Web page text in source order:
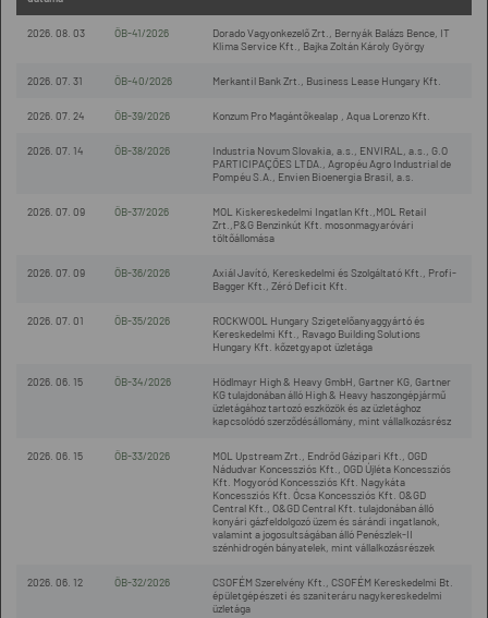
2026. 08. 03 ÖB-41/2026
Dorado Vagyonkezelő Zrt., Bernyák Balázs Bence, IT
Klima Service Kft., Bajka Zoltán Károly György
2026. 07. 31 ÖB-40/2026 Merkantil Bank Zrt., Business Lease Hungary Kft.
2026. 07. 24 ÖB-39/2026 Konzum Pro Magántőkealap , Aqua Lorenzo Kft.
2026. 07. 14 ÖB-38/2026
Industria Novum Slovakia, a.s., ENVIRAL, a.s., G.O
PARTICIPAÇÕES LTDA., Agropéu Agro Industrial de
Pompéu S.A., Envien Bioenergia Brasil, a.s.
2026. 07. 09 ÖB-37/2026
MOL Kiskereskedelmi Ingatlan Kft.,MOL Retail
Zrt.,P&G Benzinkút Kft. mosonmagyaróvári
töltőállomása
2026. 07. 09 ÖB-36/2026
Axiál Javító, Kereskedelmi és Szolgáltató Kft., Profi-
Bagger Kft., Zéró Deficit Kft.
2026. 07. 01 ÖB-35/2026
ROCKWOOL Hungary Szigetelőanyaggyártó és
Kereskedelmi Kft., Ravago Building Solutions
Hungary Kft. kőzetgyapot üzletága
2026. 06. 15 ÖB-34/2026
Hödlmayr High & Heavy GmbH, Gartner KG, Gartner
KG tulajdonában álló High & Heavy haszongépjármű
üzletágához tartozó eszközök és az üzletághoz
kapcsolódó szerződésállomány, mint vállalkozásrész
2026. 06. 15 ÖB-33/2026
MOL Upstream Zrt., Endrőd Gázipari Kft., OGD
Nádudvar Koncessziós Kft., OGD Újléta Koncessziós
Kft. Mogyoród Koncessziós Kft. Nagykáta
Koncessziós Kft. Ócsa Koncessziós Kft. O&GD
Central Kft., O&GD Central Kft. tulajdonában álló
konyári gázfeldolgozó üzem és sárándi ingatlanok,
valamint a jogosultságában álló Penészlek-II
szénhidrogén bányatelek, mint vállalkozásrészek
2026. 06. 12 ÖB-32/2026
CSOFÉM Szerelvény Kft., CSOFÉM Kereskedelmi Bt.
épületgépészeti és szaniteráru nagykereskedelmi
üzletága